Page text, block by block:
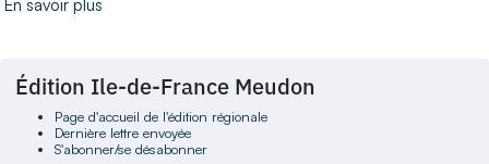
En savoir plus
Édition Ile-de-France Meudon
Page d'accueil de l'édition régionale
Dernière lettre envoyée
S'abonner/se désabonner